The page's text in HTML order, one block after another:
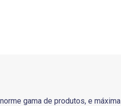
gama de produtos, e máxima